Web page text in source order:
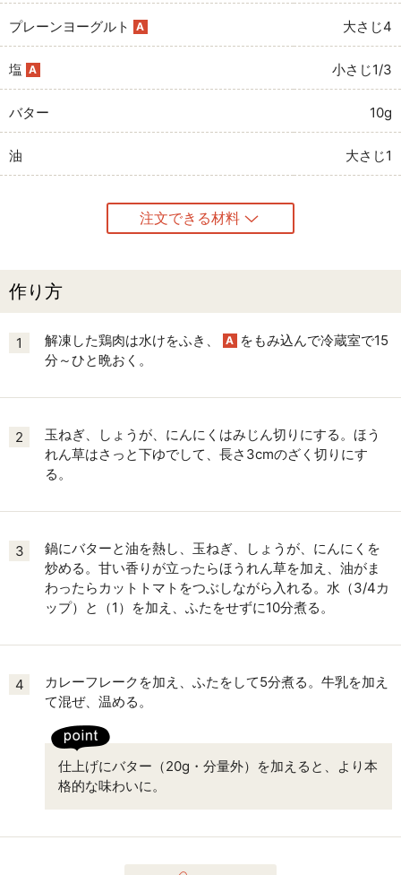
プレーンヨーグルト A 大さじ4
塩 A 小さじ1/3
バター 10g
油 大さじ1
注文できる材料
作り方
1 解凍した鶏肉は水けをふき、 A をもみ込んで冷蔵室で15
分～ひと晩おく。
2
玉ねぎ、しょうが、にんにくはみじん切りにする。ほう
れん草はさっと下ゆでして、長さ3cmのざく切りにす
る。
3
鍋にバターと油を熱し、玉ねぎ、しょうが、にんにくを
炒める。甘い香りが立ったらほうれん草を加え、油がま
わったらカットトマトをつぶしながら入れる。水（3/4カ
ップ）と（1）を加え、ふたをせずに10分煮る。
4
カレーフレークを加え、ふたをして5分煮る。牛乳を加え
て混ぜ、温める。
仕上げにバター（20g・分量外）を加えると、より本
格的な味わいに。